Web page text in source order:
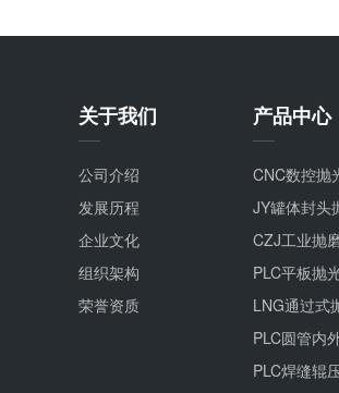
关于我们
公司介绍
发展历程
企业文化
组织架构
荣誉资质
产品中心
CNC数控抛
JY罐体封头
CZJ工业抛
PLC平板抛
LNG通过式
PLC圆管内
PLC焊缝辊